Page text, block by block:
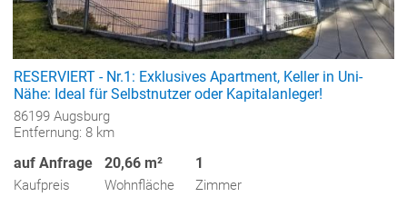
RESERVIERT - Nr.1: Exklusives Apartment, Keller in Uni-
Nähe: Ideal für Selbstnutzer oder Kapitalanleger!
86199 Augsburg
Entfernung: 8 km
auf Anfrage
Kaufpreis
20,66 m²
Wohnfläche
1
Zimmer